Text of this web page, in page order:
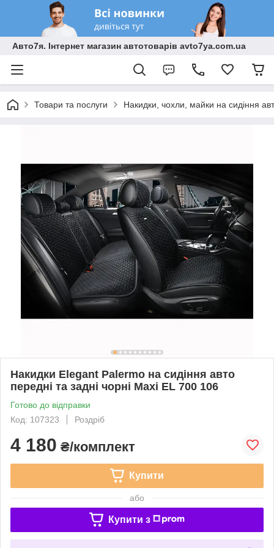
Авто7я. Інтернет магазин автотоварів avto7ya.com.ua
Товари та послуги Накидки, чохли, майки на сидіння
Накидки Elegant Palermo на сидіння авто
передні та задні чорні Maxi EL 700 106
Готово до відправки
Код: 107323
Роздріб
4 180 ₴/комплект
Купити
або
Купити з